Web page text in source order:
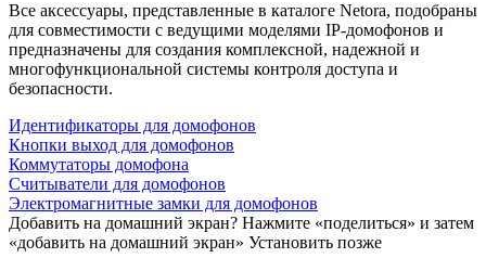
Все аксессуары, представленные в каталоге Netora, подобраны
для совместимости с ведущими моделями IP-домофонов и
предназначены для создания комплексной, надежной и
многофункциональной системы контроля доступа и
безопасности.
Идентификаторы для домофонов
Кнопки выход для домофонов
Коммутаторы домофона
Считыватели для домофонов
Электромагнитные замки для домофонов
Добавить на домашний экран? Нажмите «поделиться» и затем
«добавить на домашний экран» Установить позже